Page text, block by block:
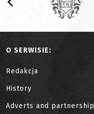
O SERWISIE:
Redakcja
History
Adverts and partnership